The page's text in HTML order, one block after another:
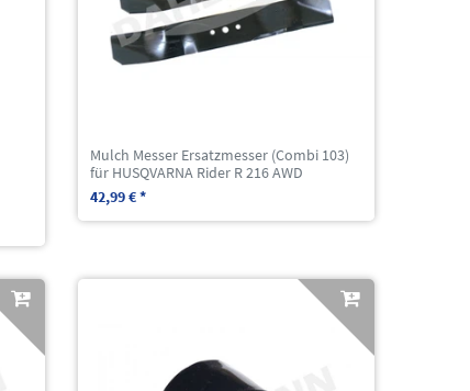
Mulch Messer Ersatzmesser (Combi 103)
für HUSQVARNA Rider R 216 AWD
42,99 € *